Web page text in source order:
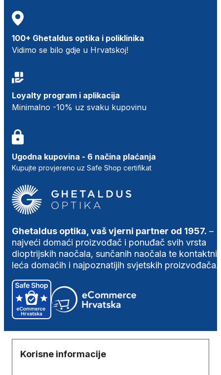
100+ Ghetaldus optika i poliklinika
Vidimo se bilo gdje u Hrvatskoj!
Loyalty program i aplikacija
Minimalno -10% uz svaku kupovinu
Ugodna kupovina - 6 načina plaćanja
Kupujte provjereno uz Safe Shop certifikat
Ghetaldus optika, vaš vjerni partner od 1957. –
najveći domaći proizvođač i ponuđač svih vrsta
dioptrijskih naočala, sunčanih naočala te
leća domaćih i najpoznatijih svjetskih proizvođača.
Korisne informacije